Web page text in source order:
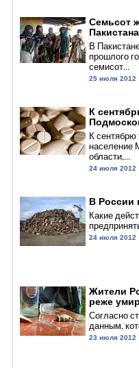
Семьсот
В
прошлого
семисот...
25 июля 2012
К
К сентябрю
население
области,...
24 июля 2012
В России
Какие
24 июля 2012
Жители
реже
Согласно
данным,
23 июля 2012